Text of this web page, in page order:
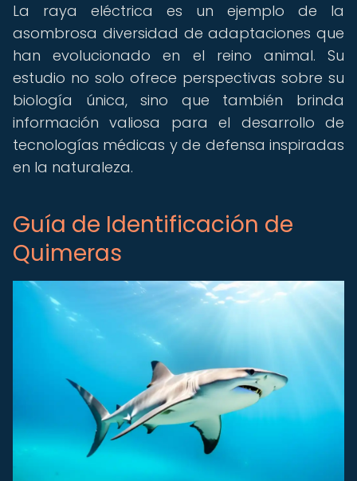
La raya eléctrica es un ejemplo de la
asombrosa diversidad de adaptaciones que
han evolucionado en el reino animal. Su
estudio no solo ofrece perspectivas sobre su
biología única, sino que también brinda
información valiosa para el desarrollo de
tecnologías médicas y de defensa inspiradas
en la naturaleza.
Guía de Identificación de
Quimeras